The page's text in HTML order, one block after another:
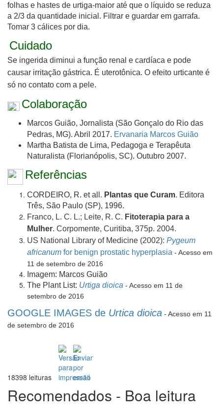
folhas e hastes de urtiga-maior até que o líquido se reduza
a 2/3 da quantidade inicial. Filtrar e guardar em garrafa.
Tomar 3 cálices por dia.
Cuidado
Se ingerida diminui a função renal e cardíaca e pode
causar irritação gástrica. É uterotônica. O efeito urticante é
só no contato com a pele.
Colaboração
Marcos Guião, Jornalista (São Gonçalo do Rio das
Pedras, MG). Abril 2017. Ervanaria Marcos Guião
Martha Batista de Lima, Pedagoga e Terapêuta
Naturalista (Florianópolis, SC). Outubro 2007.
Referências
CORDEIRO, R. et all. Plantas que Curam. Editora
Três, São Paulo (SP), 1996.
Franco, L. C. L.; Leite, R. C. Fitoterapia para a
Mulher. Corpomente, Curitiba, 375p. 2004.
US National Library of Medicine (2002): Pygeum
africanum for benign prostatic hyperplasia - Acesso em
11 de setembro de 2016
Imagem: Marcos Guião
The Plant List: Urtiga dioica - Acesso em 11 de
setembro de 2016
GOOGLE IMAGES de Urtica dioica - Acesso em 11
de setembro de 2016
18398 leituras
Recomendados - Boa leitura